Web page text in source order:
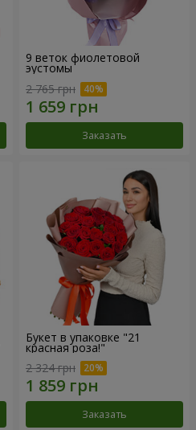
9 веток фиолетовой
эустомы
2 765 грн
Заказать
Букет в упаковке "21
красная роза!"
2 324 грн
Заказать